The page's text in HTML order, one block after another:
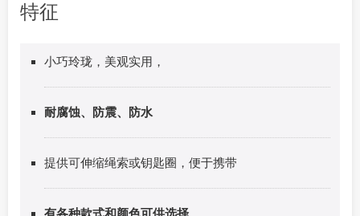
特征
小巧玲珑，美观实用，
耐腐蚀、防震、防水
提供可伸缩绳索或钥匙圈，便于携带